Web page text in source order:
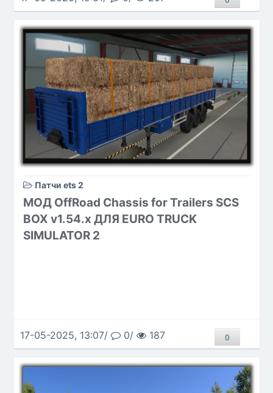
Патчи ets 2
МОД OffRoad Chassis for Trailers SCS
BOX v1.54.x ДЛЯ EURO TRUCK
SIMULATOR 2
17-05-2025, 13:07/ 0/ 187 0